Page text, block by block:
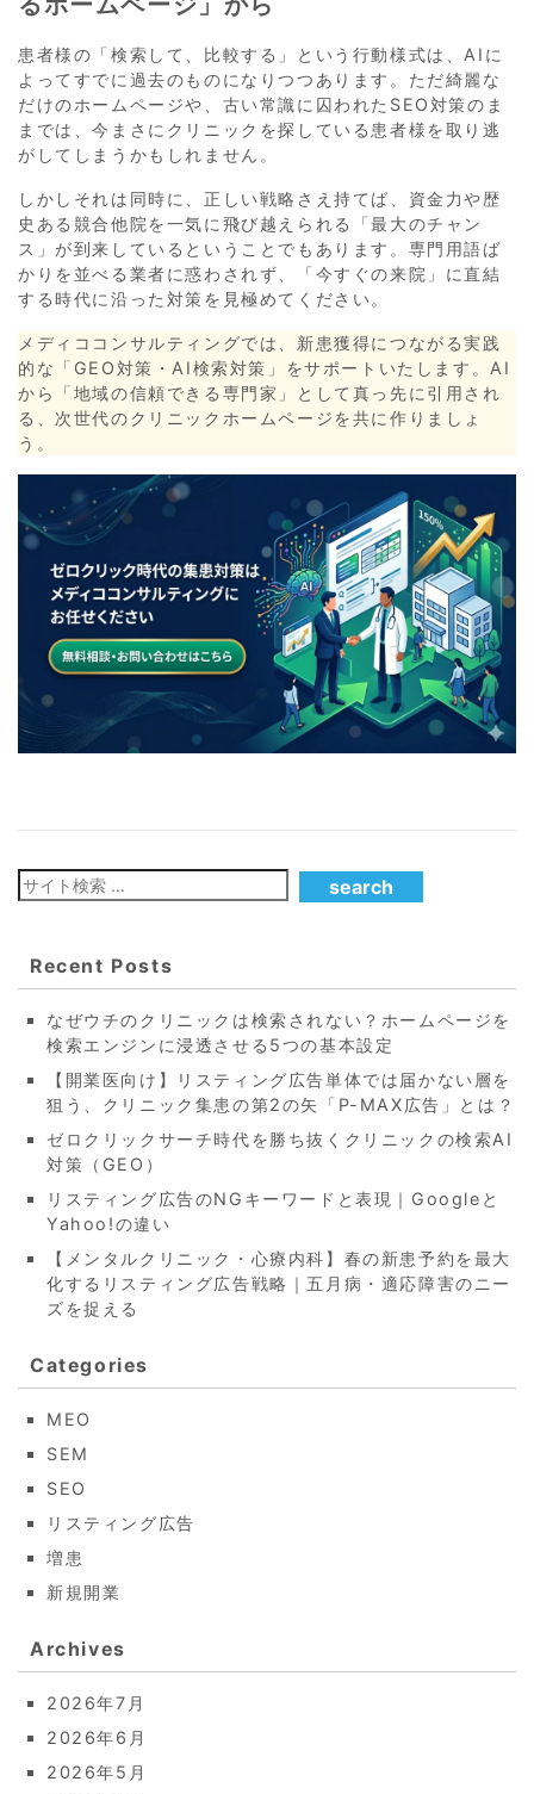
患者様の「検索して、比較する」という行動様式は、AIに
よってすでに過去のものになりつつあります。ただ綺麗な
だけのホームページや、古い常識に囚われたSEO対策のま
までは、今まさにクリニックを探している患者様を取り逃
がしてしまうかもしれません。
しかしそれは同時に、正しい戦略さえ持てば、資金力や歴
史ある競合他院を一気に飛び越えられる「最大のチャン
ス」が到来しているということでもあります。専門用語ば
かりを並べる業者に惑わされず、「今すぐの来院」に直結
する時代に沿った対策を見極めてください。
メディココンサルティングでは、新患獲得につながる実践
的な「GEO対策・AI検索対策」をサポートいたします。AI
から「地域の信頼できる専門家」として真っ先に引用され
る、次世代のクリニックホームページを共に作りましょ
う。
Recent Posts
なぜウチのクリニックは検索されない？ホームページを
検索エンジンに浸透させる5つの基本設定
【開業医向け】リスティング広告単体では届かない層を
狙う、クリニック集患の第2の矢「P-MAX広告」とは？
ゼロクリックサーチ時代を勝ち抜くクリニックの検索AI
対策（GEO）
リスティング広告のNGキーワードと表現｜Googleと
Yahoo!の違い
【メンタルクリニック・心療内科】春の新患予約を最大
化するリスティング広告戦略｜五月病・適応障害のニー
ズを捉える
Categories
MEO
SEM
SEO
リスティング広告
増患
新規開業
Archives
2026年7月
2026年6月
2026年5月